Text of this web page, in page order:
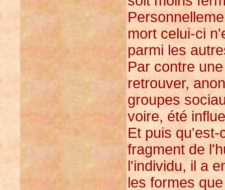
mort celui-ci
parmi les
Par contre
retrouver,
groupes
voire, été
Et puis qu'est-
fragment de
l'individu, il a
les formes